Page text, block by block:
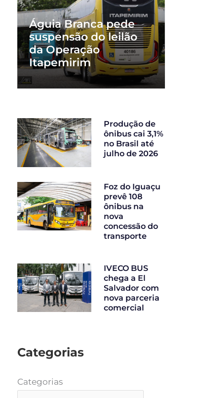
Águia Branca pede
suspensão do leilão
da Operação
Itapemirim
Produção de
ônibus cai 3,1%
no Brasil até
julho de 2026
Foz do Iguaçu
prevê 108
ônibus na
nova
concessão do
transporte
IVECO BUS
chega a El
Salvador com
nova parceria
comercial
Categorias
Categorias